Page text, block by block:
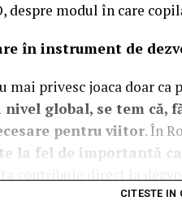
despre modul în care
în instrument de
privesc joaca doar ca
global, se tem că,
pentru viitor. În
la fel de importantă
CITESTE IN